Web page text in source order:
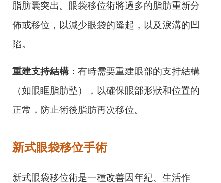
脂肪囊突出。眼袋移位術將過多的脂肪重新分
佈或移位，以減少眼袋的隆起，以及淚溝的凹
陷。
重建支持結構：有時需要重建眼部的支持結構
（如眼眶脂肪墊），以確保眼部形狀和位置的
正常，防止術後脂肪再次移位。
新式眼袋移位手術
新式眼袋移位術是一種改善因年紀、生活作